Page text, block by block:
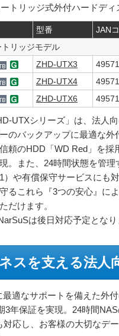
トリッジ式外付ハードディ
型番 JAN
トリッジモデル
ZHD-UTX3
ZHD-UTX4
ZHD-UTX6
UTXシリーズ」は、法人
のバックアップに最適な外
頼のHDD「WD Red」を
。また、24時間状態を管理
）や有償保守サービスにも
るこれら『3つの安心』に
だけます。
は後日対応予定となり
スを支える法人
適なサポートを備えた外付
年保証を実現。24時間
対応し、お客様の大切なデ